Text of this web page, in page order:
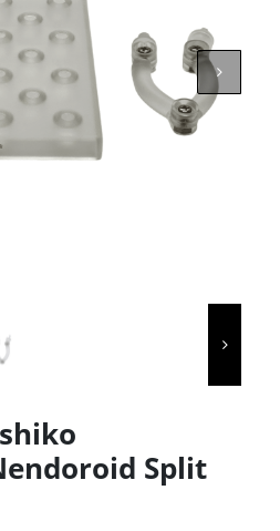
Split